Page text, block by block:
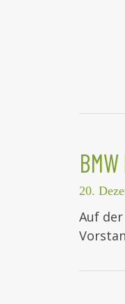
20.
Auf